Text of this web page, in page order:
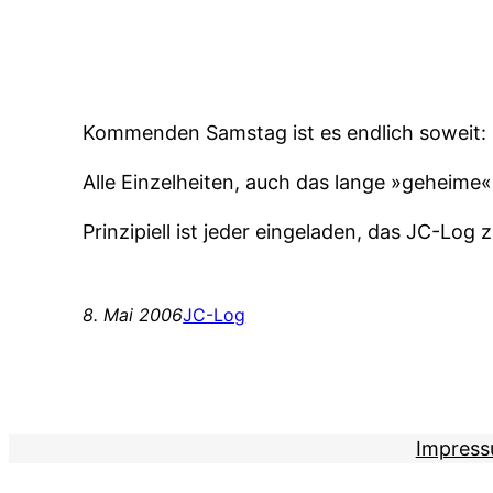
Kommenden Samstag ist es endlich
Alle Einzelheiten, auch das lange
Prinzipiell ist jeder eingeladen, das JC-Log
8. Mai 2006JC-Log